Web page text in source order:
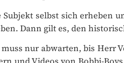
selbst sich erheben
Dann gilt es, den
nur abwarten, bis Herr
und Videos von Bobbi-